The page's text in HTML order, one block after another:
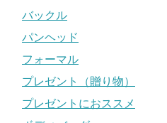
バックル
パンヘッド
フォーマル
プレゼント（贈り物）
プレゼントにおススメ